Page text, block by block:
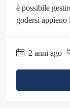
è possibile
godersi
2 anni ago